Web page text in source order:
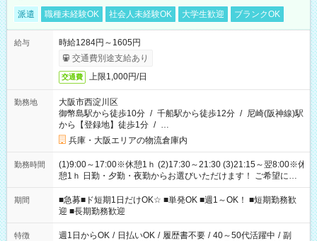
派遣 職種未経験OK 社会人未経験OK 大学生歓迎 ブランクOK
給与
時給1284円～1605円
交通費別途支給あり
交通費 上限1,000円/日
勤務地
大阪市西淀川区
御幣島駅から徒歩10分 / 千船駅から徒歩12分 / 尼崎(阪神線)駅
から【登録地】徒歩1分 / …
兵庫・大阪エリアの物流倉庫内
勤務時間
(1)9:00～17:00※休憩1ｈ (2)17:30～21:30 (3)21:15～翌8:00※休
憩1ｈ 日勤・夕勤・夜勤からお選びいただけます！ ご希望に合
わせて働けるお仕事です(*^^*) 【その他選べる勤務時間】 8-17
時/9-17時/9-18時/10-18時/11-21時/18-22時/20-翌4時/21-翌5
時/22-翌6時/0-翌8時 ご自身のご都合で選んで頂ける完全自由シ
フト！
期間
■急募■ド短期1日だけOK☆ ■単発OK ■週1～OK！ ■短期勤務歓
迎 ■長期勤務歓迎
特徴 週1日からOK / 日払いOK / 履歴書不要 / 40～50代活躍中 / 副